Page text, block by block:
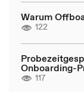
Warum
122
Onboarding-
117